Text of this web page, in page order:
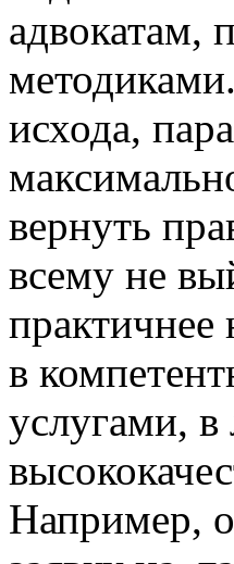
адвокатам,
исхода,
вернуть
всему не
в
услугами,
Например,